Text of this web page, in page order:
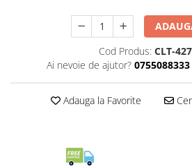
Alte produse Hobby
Merch Lex Hobby Store
Pop Culture
Sepci
Cod Produs: CLT-
Ai nevoie de ajutor? 0755088333
Adauga la Favorite